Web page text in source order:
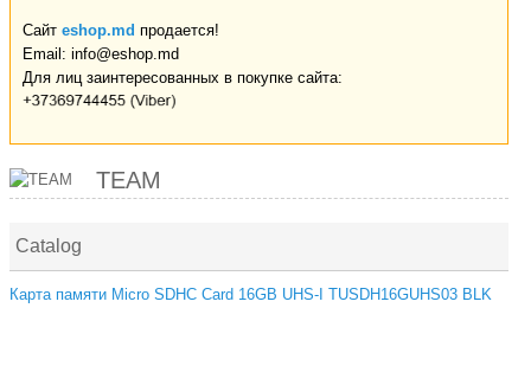
Сайт eshop.md продается!
Email: info@eshop.md
Для лиц заинтересованных в покупке сайта:
TEAM
Catalog
Карта памяти Micro SDHC Card 16GB UHS-I TUSDH16GUHS03 BLK